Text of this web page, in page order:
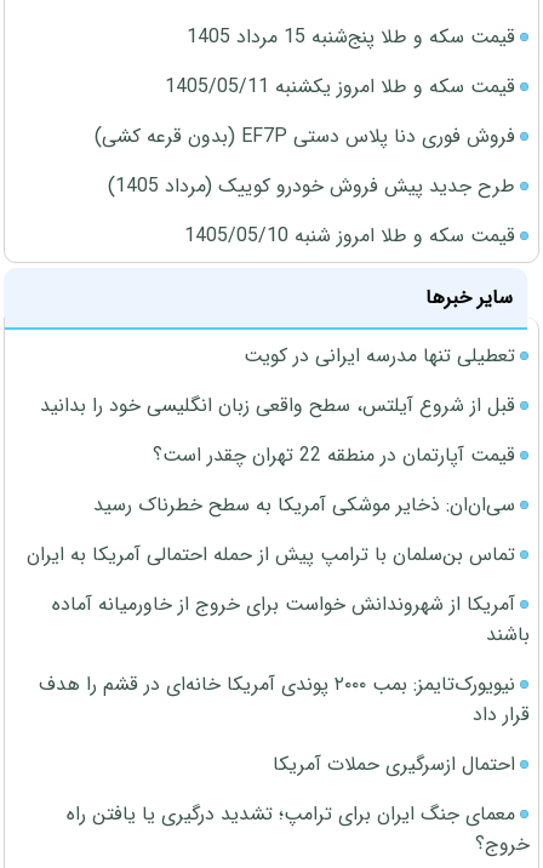
قیمت سکه و طلا پنج‌شنبه 15 مرداد 1405
قیمت سکه و طلا امروز یکشنبه 1405/05/11
فروش فوری دنا پلاس دستی EF7P (بدون قرعه کشی)
طرح جدید پیش فروش خودرو کوییک (مرداد 1405)
قیمت سکه و طلا امروز شنبه 1405/05/10
سایر خبرها
تعطیلی تنها مدرسه ایرانی در کویت
قبل از شروع آیلتس، سطح واقعی زبان انگلیسی خود را بدانید
قیمت آپارتمان در منطقه 22 تهران چقدر است؟
سی‌ان‌ان: ذخایر موشکی آمریکا به سطح خطرناک رسید
تماس بن‌سلمان با ترامپ پیش از حمله احتمالی آمریکا به ایران
آمریکا از شهروندانش خواست برای خروج از خاورمیانه آماده
باشند
نیویورک‌تایمز: بمب ۲۰۰۰ پوندی آمریکا خانه‌ای در قشم را هدف
قرار داد
احتمال ازسرگیری حملات آمریکا
معمای جنگ ایران برای ترامپ؛ تشدید درگیری یا یافتن راه
خروج؟